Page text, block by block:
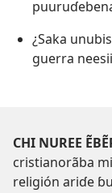
¿Saka
guerra
CHI NUREE
cristianorãba
religión ariɗe